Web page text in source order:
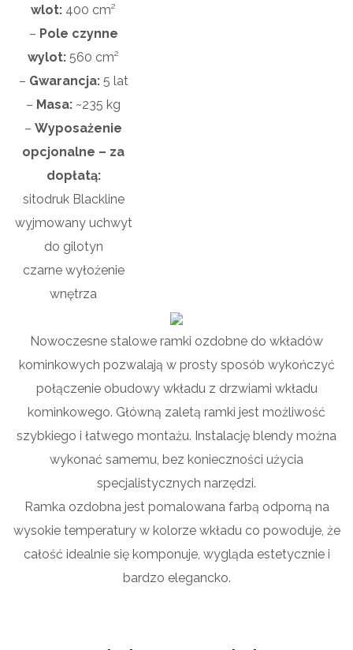
wlot: 400 cm²
– Pole czynne
wylot:560 cm²
– Gwarancja: 5 lat
– Masa: ~235 kg
–Wyposażenie
opcjonalne – za
dopłatą:
sitodruk Blackline
wyjmowany uchwyt
do gilotyn
czarne wyłożenie
wnętrza
Nowoczesne stalowe ramki ozdobne do wkładów
kominkowych pozwalają w prosty sposób wykończyć
połączenie obudowy wkładu z drzwiami wkładu
kominkowego. Główną zaletą ramki jest możliwość
szybkiego i łatwego montażu. Instalację blendy można
wykonać samemu, bez konieczności użycia
specjalistycznych narzędzi.
Ramka ozdobna jest pomalowana farbą odporną na
wysokie temperatury w kolorze wkładu co powoduje, że
całość idealnie się komponuje, wygląda estetycznie i
bardzo elegancko.